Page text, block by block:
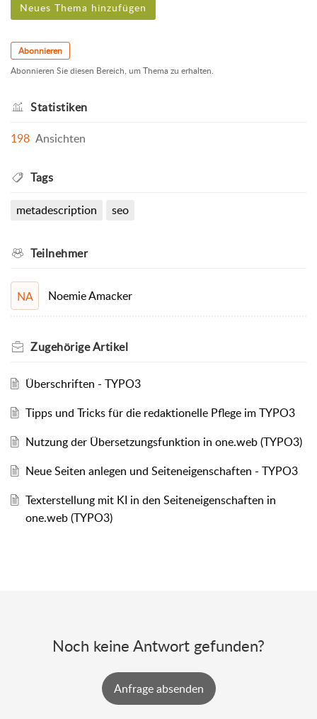
Neues Thema hinzufügen
Abonnieren
Abonnieren Sie diesen Bereich, um Thema zu erhalten.
Statistiken
198 Ansichten
Tags
metadescription seo
Teilnehmer
NA Noemie Amacker
ZugehörigeArtikel
Überschriften - TYPO3
Tipps und Tricks für die redaktionelle Pflege im TYPO3
Nutzung der Übersetzungsfunktion in one.web (TYPO3)
Neue Seiten anlegen und Seiteneigenschaften - TYPO3
Texterstellung mit KI in den Seiteneigenschaften in
one.web (TYPO3)
Noch keine Antwort gefunden?